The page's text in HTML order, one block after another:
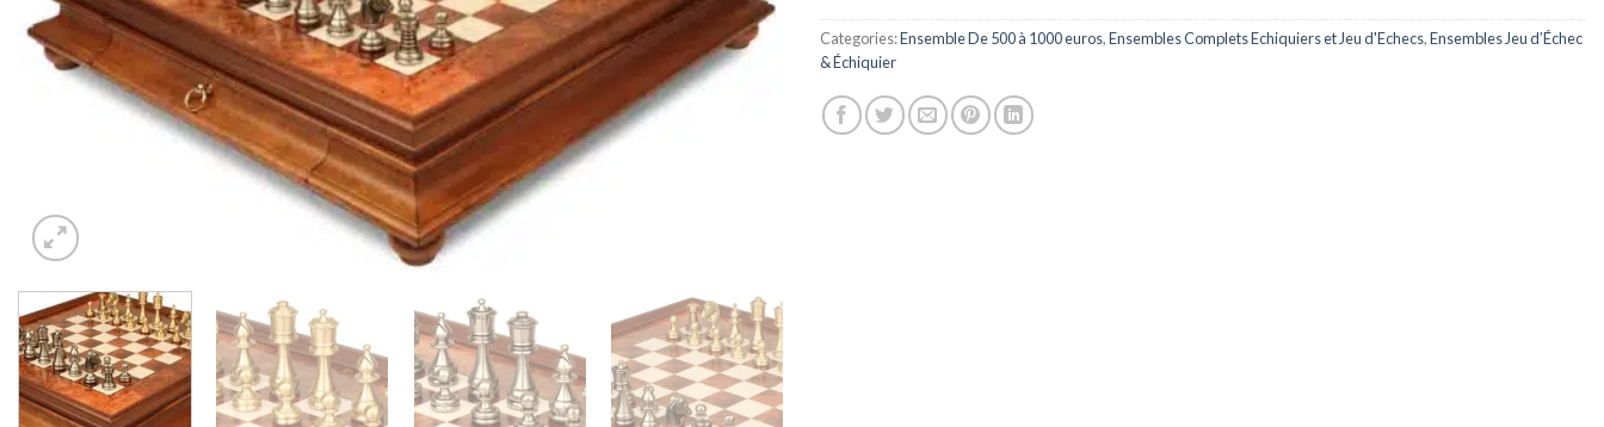
Categories:Ensemble De 500 à 1000 euros,Ensembles Complets Echiquiers et Jeu d'Echecs,Ensembles Jeu d’Échec
& Échiquier